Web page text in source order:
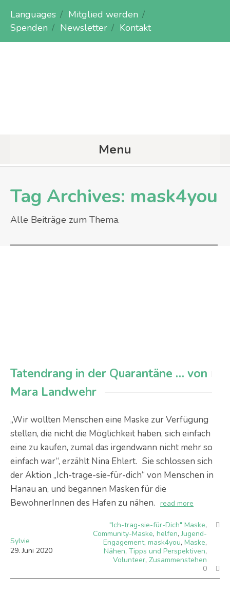
Languages
Mitglied werden
Spenden
Newsletter Kontakt
Menu
Tag Archives: mask4you
Alle Beiträge zum Thema.
Tatendrang in der Quarantäne … von
Mara Landwehr
„Wir wollten Menschen eine Maske zur Verfügung
stellen, die nicht die Möglichkeit haben, sich einfach
eine zu kaufen, zumal das irgendwann nicht mehr so
einfach war“, erzählt Nina Ehlert. Sie schlossen sich
der Aktion „Ich-trage-sie-für-dich“ von Menschen in
Hanau an, und begannen Masken für die
BewohnerInnen des Hafen zu nähen. read more
Sylvie
29. Juni 2020
"Ich-trag-sie-für-Dich" Maske,
Community-Maske, helfen,Jugend-
Engagement, mask4you, Maske,
Nähen, Tipps und Perspektiven,
Volunteer, Zusammenstehen
0